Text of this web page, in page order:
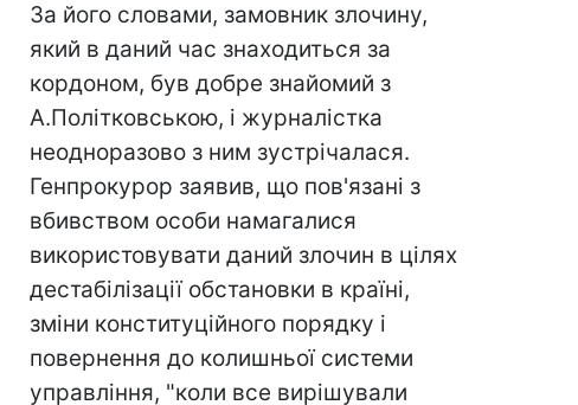
За його словами, замовник злочину,
який в даний час знаходиться за
кордоном, був добре знайомий з
А.Політковською, і журналістка
неодноразово з ним зустрічалася.
Генпрокурор заявив, що пов'язані з
вбивством особи намагалися
використовувати даний злочин в цілях
дестабілізації обстановки в країні,
зміни конституційного порядку і
повернення до колишньої системи
управління, "коли все вирішували